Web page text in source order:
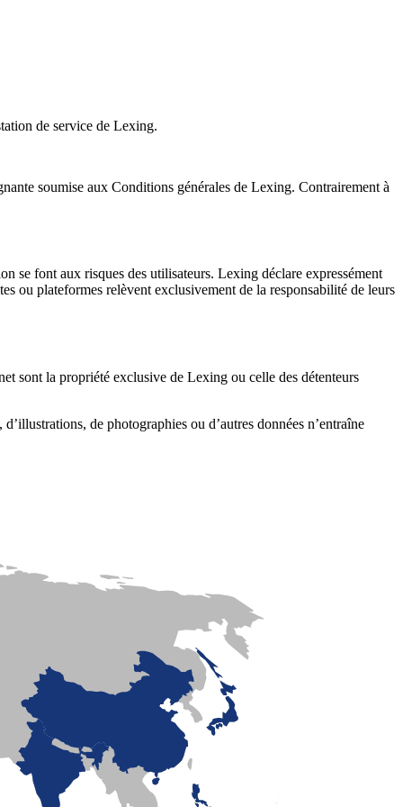
de service de Lexing.
soumise aux Conditions générales de Lexing. Contrairement à
se font aux risques des utilisateurs. Lexing déclare expressément
ou plateformes relèvent exclusivement de la responsabilité de leurs
sont la propriété exclusive de Lexing ou celle des détenteurs
de photographies ou d’autres données n’entraîne